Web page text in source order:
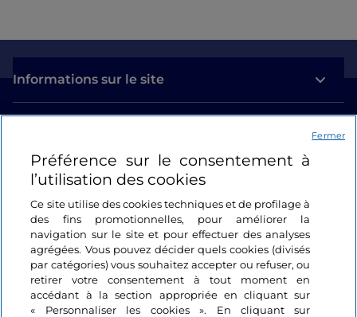
Informations sur le site
Se connecter
Suivez-nous
Préférence sur le consentement à
l’utilisation des cookies
Ce site utilise des cookies techniques et de profilage à
des fins promotionnelles, pour améliorer la
navigation sur le site et pour effectuer des analyses
agrégées. Vous pouvez décider quels cookies (divisés
par catégories) vous souhaitez accepter ou refuser, ou
retirer votre consentement à tout moment en
accédant à la section appropriée en cliquant sur
« Personnaliser les cookies ». En cliquant sur
Fermer